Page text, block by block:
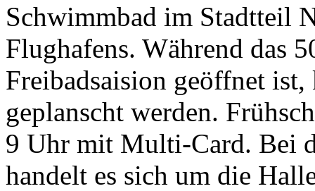
Schwimmbad im Stadtteil
Flughafens. Während das
Freibadsaision geöffnet
geplanscht werden.
9 Uhr mit Multi-Card. Bei
handelt es sich um die